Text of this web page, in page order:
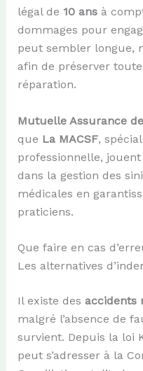
légal de 10 ansà
dommages pour
peut sembler longue,
afin de préserver
réparation.
Mutuelle Assurance
que La MACSF,
professionnelle,
dans la gestion des
médicales en
praticiens.
Que faire en cas
Les alternatives
Il existe des accidents
malgré l’absence de
survient. Depuis la loi
peut s’adresser à la